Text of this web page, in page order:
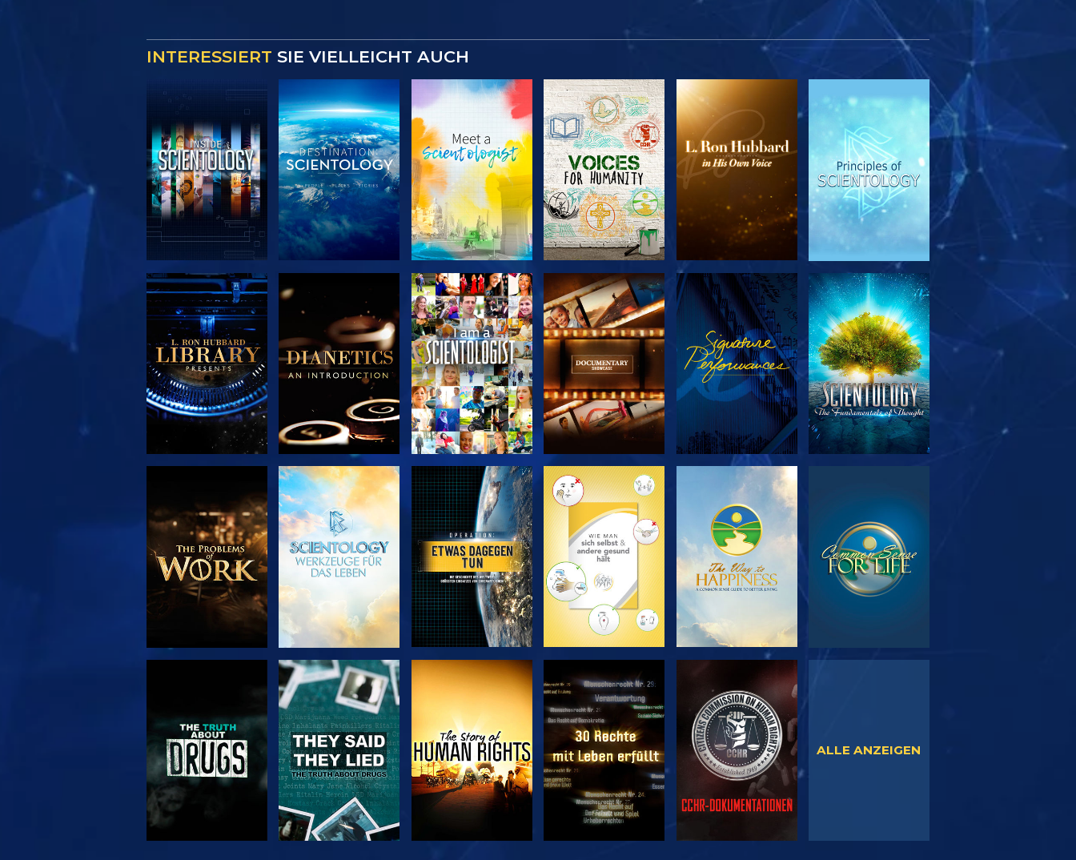
INTERESSIERT SIE VIELLEICHT AUCH
SERIE
ENTDECKEN
SERIE
ENTDECKEN
SERIE
ENTDECKEN
SERIE
ENTDECKEN
SERIE
ENTDECKEN
ANSEHEN
SERIE
ENTDECKEN
ANSEHEN
SERIE
ENTDECKEN
SERIE
ENTDECKEN
SERIE
ENTDECKEN
ANSEHEN ANSEHEN ANSEHEN ANSEHEN
ALLE ANZEIGEN